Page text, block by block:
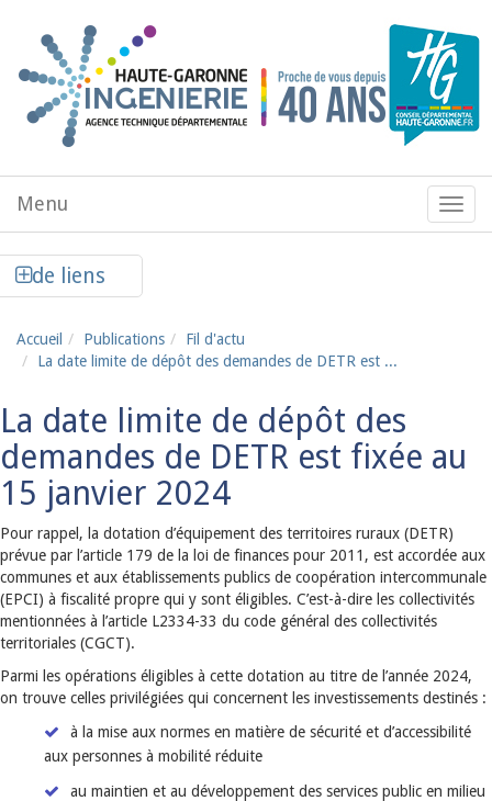
Menu
de
Menu
de liens
Accueil Publications
Fil d'actu
La date limite de dépôt des demandes de DETR est ...
La date limite de dépôt des
demandes de DETR est fixée au
15 janvier 2024
Pour rappel, la dotation d’équipement des territoires ruraux (DETR)
prévue par l’article 179 de la loi de finances pour 2011, est accordée aux
communes et aux établissements publics de coopération intercommunale
(EPCI) à fiscalité propre qui y sont éligibles. C’est-à-dire les collectivités
mentionnées à l’article L2334-33 du code général des collectivités
territoriales (CGCT).
Parmi les opérations éligibles à cette dotation au titre de l’année 2024,
on trouve celles privilégiées qui concernent les investissements destinés :
à la mise aux normes en matière de sécurité et d’accessibilité
aux personnes à mobilité réduite
au maintien et au développement des services public en milieu